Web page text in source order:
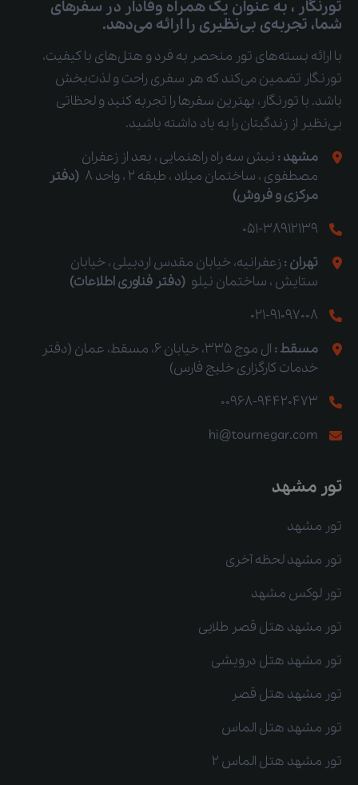
تورنگار ، به عنوان یک همراه وفادار در سفرهای
شما، تجربه‌ی بی‌نظیری را ارائه می‌دهد.
با ارائه بسته‌های تور منحصر به فرد و هتل‌های با کیفیت،
تورنگار تضمین می‌کند که هر سفری راحت و لذت‌بخش
باشد. با تورنگار، بهترین سفرها را تجربه کنید و لحظاتی
بی‌نظیر از زندگیتان را به یاد داشته باشید.
مشهد : نبش سه راه راهنمایی ، بعد از زعفران
مصطفوی ، ساختمان میلاد ، طبقه 2 ، واحد 8
(دفتر
مرکزی و فروش)
051-38912139
تهران :زعفرانیه، خیابان مقدس اردبیلی ، خیابان
ستایش ، ساختمان نیلو (دفتر فناوری اطلاعات)
021-91097008
مسقط :
ال موج 335، خیابان 6، مسقط، عمان (دفتر
خدمات کارگزاری خلیج فارس)
00968-94420473
hi@tournegar.com
تور مشهد
تور مشهد
تور مشهد لحظه آخری
تور لوکس مشهد
تور مشهد هتل قصر طلایی
تور مشهد هتل درویشی
تور مشهد هتل قصر
تور مشهد هتل الماس
تور مشهد هتل الماس 2